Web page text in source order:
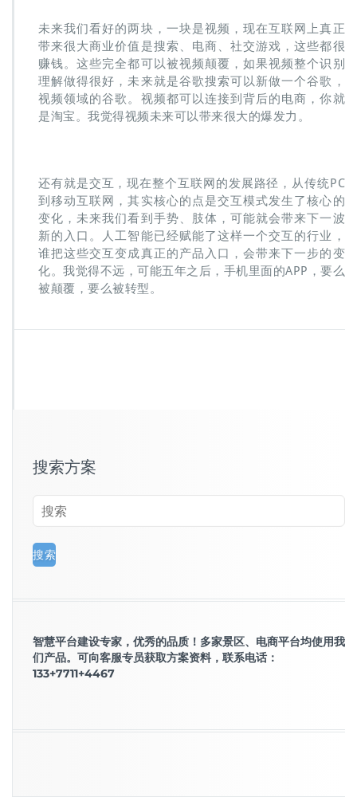
未来我们看好的两块，一块是视频，现在互联网上真正
带来很大商业价值是搜索、电商、社交游戏，这些都很
赚钱。这些完全都可以被视频颠覆，如果视频整个识别
理解做得很好，未来就是谷歌搜索可以新做一个谷歌，
视频领域的谷歌。视频都可以连接到背后的电商，你就
是淘宝。我觉得视频未来可以带来很大的爆发力。
还有就是交互，现在整个互联网的发展路径，从传统PC
到移动互联网，其实核心的点是交互模式发生了核心的
变化，未来我们看到手势、肢体，可能就会带来下一波
新的入口。人工智能已经赋能了这样一个交互的行业，
谁把这些交互变成真正的产品入口，会带来下一步的变
化。我觉得不远，可能五年之后，手机里面的APP，要么
被颠覆，要么被转型。
搜索方案
智慧平台建设专家，优秀的品质！多家景区、电商平台均使用我
们产品。可向客服专员获取方案资料，联系电话：
133+7711+4467